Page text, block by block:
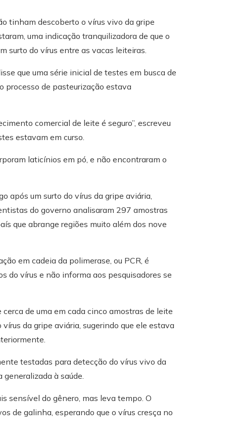
tinham descoberto o vírus vivo da gripe
uma indicação tranquilizadora de que o
surto do vírus entre as vacas leiteiras.
que uma série inicial de testes em busca de
processo de pasteurização estava
comercial de leite é seguro”, escreveu
estavam em curso.
laticínios em pó, e não encontraram o
após um surto do vírus da gripe aviária,
do governo analisaram 297 amostras
que abrange regiões muito além dos nove
em cadeia da polimerase, ou PCR, é
do vírus e não informa aos pesquisadores se
de uma em cada cinco amostras de leite
da gripe aviária, sugerindo que ele estava
testadas para detecção do vírus vivo da
generalizada à saúde.
sensível do gênero, mas leva tempo. O
de galinha, esperando que o vírus cresça no